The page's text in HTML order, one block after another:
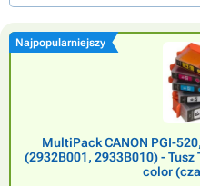
Najpopularniejszy
MultiPack CANON PGI-
(2932B001, 2933B010) -
color